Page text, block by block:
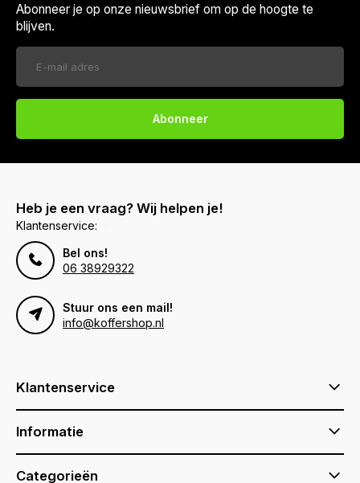
Abonneer je op onze nieuwsbrief om op de hoogte te
blijven.
Abonneer
Heb je een vraag? Wij helpen je!
Klantenservice:
Bel ons!
06 38929322
Stuur ons een mail!
info@koffershop.nl
Klantenservice
Informatie
Categorieën